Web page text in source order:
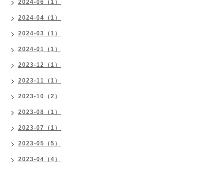
2024-06（1）
2024-04（1）
2024-03（1）
2024-01（1）
2023-12（1）
2023-11（1）
2023-10（2）
2023-08（1）
2023-07（1）
2023-05（5）
2023-04（4）